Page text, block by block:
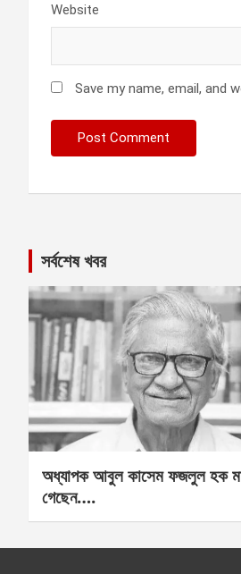
Website
Save my name, email, and
সর্বশেষ খবর
অধ্যাপক আবুল কাসেম ফজলুল হক
গেছেন….